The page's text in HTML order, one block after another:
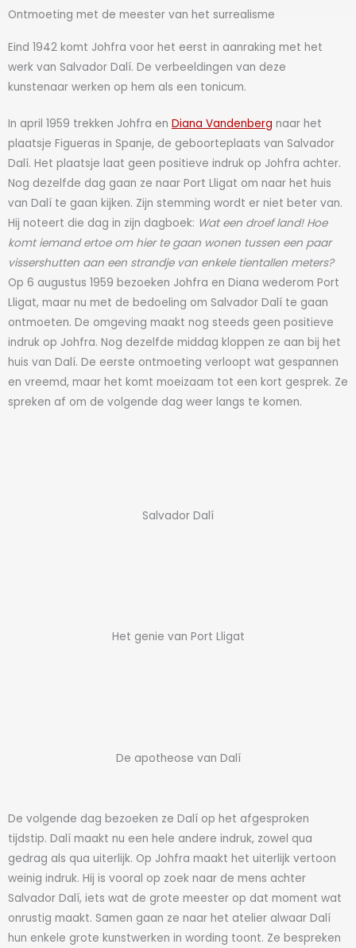
Ontmoeting met de meester van het surrealisme
Eind 1942 komt Johfra voor het eerst in aanraking met het
werk van Salvador Dalí. De verbeeldingen van deze
kunstenaar werken op hem als een tonicum.
In april 1959 trekken Johfra en Diana Vandenberg naar het
plaatsje Figueras in Spanje, de geboorteplaats van Salvador
Dalí. Het plaatsje laat geen positieve indruk op Johfra achter.
Nog dezelfde dag gaan ze naar Port Lligat om naar het huis
van Dalí te gaan kijken. Zijn stemming wordt er niet beter van.
Hij noteert die dag in zijn dagboek: Wat een droef land! Hoe
komt iemand ertoe om hier te gaan wonen tussen een paar
vissershutten aan een strandje van enkele tientallen meters?
Op 6 augustus 1959 bezoeken Johfra en Diana wederom Port
Lligat, maar nu met de bedoeling om Salvador Dalí te gaan
ontmoeten. De omgeving maakt nog steeds geen positieve
indruk op Johfra. Nog dezelfde middag kloppen ze aan bij het
huis van Dalí. De eerste ontmoeting verloopt wat gespannen
en vreemd, maar het komt moeizaam tot een kort gesprek. Ze
spreken af om de volgende dag weer langs te komen.
Salvador Dalí
Het genie van Port Lligat
De apotheose van Dalí
De volgende dag bezoeken ze Dalí op het afgesproken
tijdstip. Dalí maakt nu een hele andere indruk, zowel qua
gedrag als qua uiterlijk. Op Johfra maakt het uiterlijk vertoon
weinig indruk. Hij is vooral op zoek naar de mens achter
Salvador Dalí, iets wat de grote meester op dat moment wat
onrustig maakt. Samen gaan ze naar het atelier alwaar Dalí
hun enkele grote kunstwerken in wording toont. Ze bespreken